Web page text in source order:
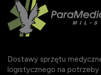
Dostawy sprzętu
logistycznego na potrzeby